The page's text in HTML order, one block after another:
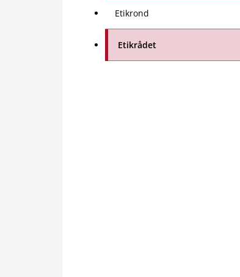
Etikrond
Etikrådet